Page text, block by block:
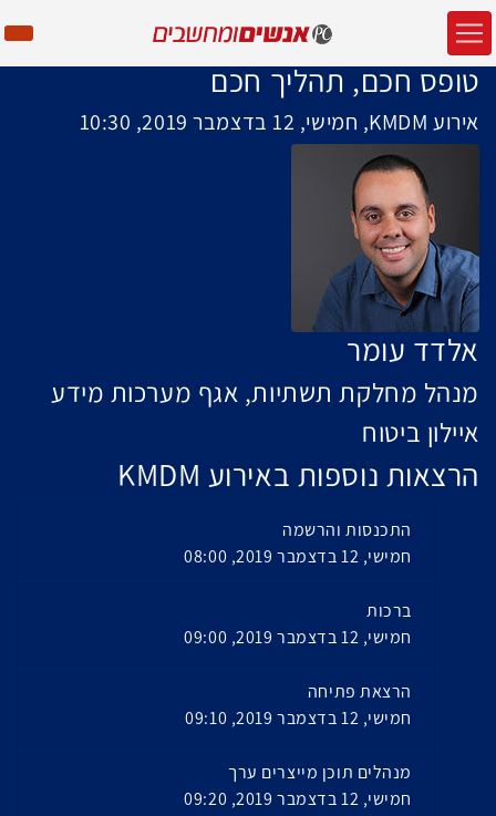
טופס חכם, תהליך חכם
אירוע KMDM, חמישי, 12 בדצמבר 2019, 10:30
אלדד עומר
מנהל מחלקת תשתיות, אגף מערכות מידע
איילון ביטוח
הרצאות נוספות באירוע KMDM
התכנסות והרשמה
חמישי, 12 בדצמבר 2019, 08:00
ברכות
חמישי, 12 בדצמבר 2019, 09:00
הרצאת פתיחה
חמישי, 12 בדצמבר 2019, 09:10
מנהלים תוכן מייצרים ערך
חמישי, 12 בדצמבר 2019, 09:20